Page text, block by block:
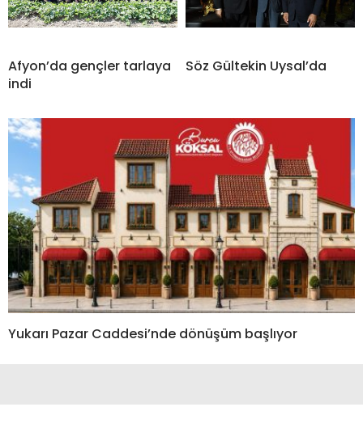
Afyon’da gençler tarlaya
indi
Söz Gültekin Uysal’da
Yukarı Pazar Caddesi’nde dönüşüm başlıyor